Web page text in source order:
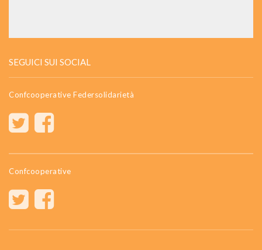
SEGUICI SUI SOCIAL
Confcooperative Federsolidarietà
Confcooperative